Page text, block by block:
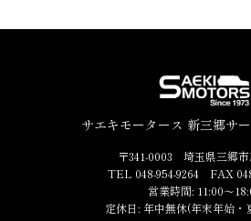
サエキモータース 新三郷サ
〒341-0003 埼玉県三郷市
TEL 048-954-9264 FAX
営業時間: 11:00～
定休日: 年中無休(年末年始・